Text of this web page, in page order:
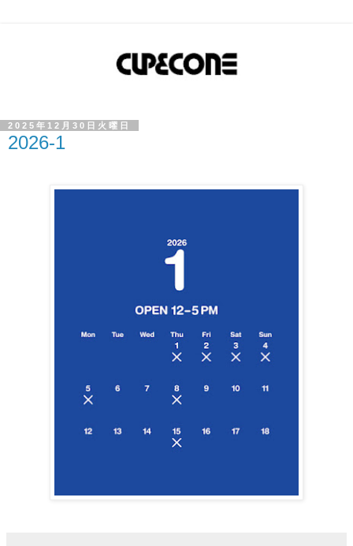
2025年12月30日火曜日
2026-1